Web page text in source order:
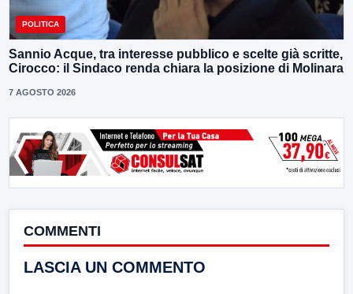
POLITICA
Sannio Acque, tra interesse pubblico e scelte già scritte,
Cirocco: il Sindaco renda chiara la posizione di Molinara
7 AGOSTO 2026
COMMENTI
LASCIA UN COMMENTO